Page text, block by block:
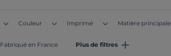
Couleur Imprimé Matière principale
Fabriqué en France Plus de filtres